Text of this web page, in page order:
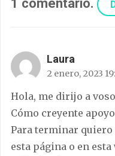
1 comentario.
Laura
2 enero, 2023
Hola, me dirijo a
Cómo creyente
Para terminar
esta página o en